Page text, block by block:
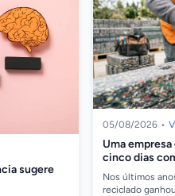
sugere
05/08/2026 •
Uma
cinco dias
Lego e são
Nos últimos
reciclado